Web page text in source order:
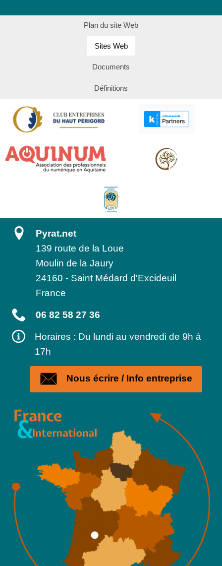
Plan du site Web
Sites Web
Documents
Définitions
Pyrat.net
139 route de la Loue
Moulin de la Jaury
24160 - Saint Médard d'Excideuil
France
06 82 58 27 36
Horaires : Du lundi au vendredi de 9h à
17h
Nous écrire / Info entreprise